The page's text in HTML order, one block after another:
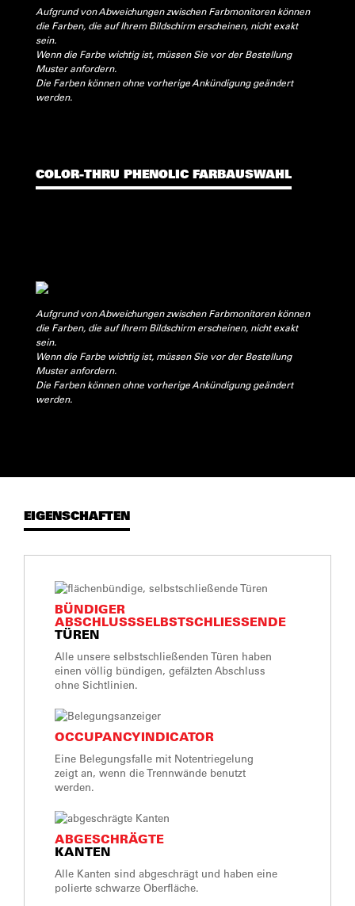
Aufgrund von Abweichungen zwischen Farbmonitoren können
die Farben, die auf Ihrem Bildschirm erscheinen, nicht exakt
sein.
Wenn die Farbe wichtig ist, müssen Sie vor der Bestellung
Muster anfordern.
Die Farben können ohne vorherige Ankündigung geändert
werden.
COLOR-THRU PHENOLIC FARBAUSWAHL
Aufgrund von Abweichungen zwischen Farbmonitoren können
die Farben, die auf Ihrem Bildschirm erscheinen, nicht exakt
sein.
Wenn die Farbe wichtig ist, müssen Sie vor der Bestellung
Muster anfordern.
Die Farben können ohne vorherige Ankündigung geändert
werden.
EIGENSCHAFTEN
BÜNDIGER
ABSCHLUSSSELBSTSCHLIESSENDE
TÜREN
Alle unsere selbstschließenden Türen haben
einen völlig bündigen, gefälzten Abschluss
ohne Sichtlinien.
OCCUPANCYINDICATOR
Eine Belegungsfalle mit Notentriegelung
zeigt an, wenn die Trennwände benutzt
werden.
ABGESCHRÄGTE
KANTEN
Alle Kanten sind abgeschrägt und haben eine
polierte schwarze Oberfläche.